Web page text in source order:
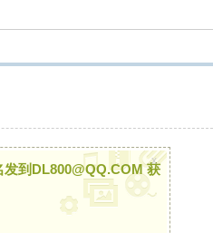
到DL800@QQ.COM 获
x